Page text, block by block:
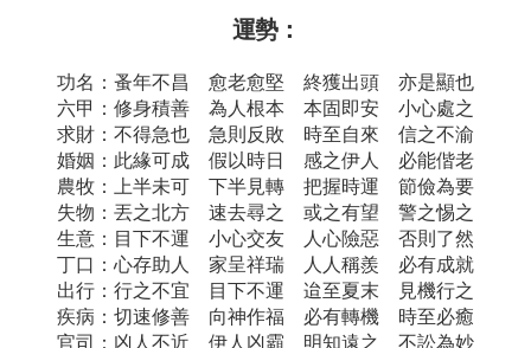
運勢：
功名：蚤年不昌 愈老愈堅 終獲出頭 亦是顯也
六甲：修身積善 為人根本 本固即安 小心處之
求財：不得急也 急則反敗 時至自來 信之不渝
婚姻：此緣可成 假以時日 感之伊人 必能偕老
農牧：上半未可 下半見轉 把握時運 節儉為要
失物：丟之北方 速去尋之 或之有望 警之惕之
生意：目下不運 小心交友 人心險惡 否則了然
丁口：心存助人 家呈祥瑞 人人稱羨 必有成就
出行：行之不宜 目下不運 迨至夏末 見機行之
疾病：切速修善 向神作福 必有轉機 時至必癒
官司：凶人不近 伊人凶霸 明知遠之 不訟為妙